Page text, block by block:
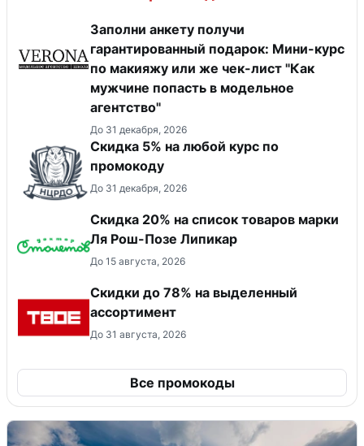
Заполни анкету получи
гарантированный подарок: Мини-курс
по макияжу или же чек-лист "Как
мужчине попасть в модельное
агентство"
До 31 декабря, 2026
Скидка 5% на любой курс по
промокоду
До 31 декабря, 2026
Скидка 20% на список товаров марки
Ля Рош-Позе Липикар
До 15 августа, 2026
Скидки до 78% на выделенный
ассортимент
До 31 августа, 2026
Все промокоды